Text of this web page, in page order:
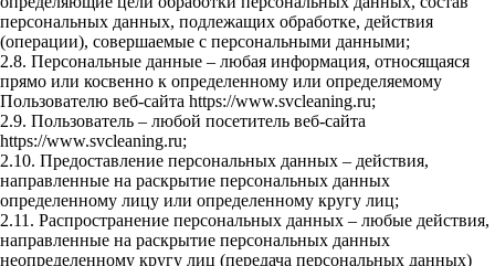
персональных данных, подлежащих обработке, действия
(операции), совершаемые с персональными данными;
2.8. Персональные данные – любая информация, относящаяся
прямо или косвенно к определенному или определяемому
Пользователю веб-сайта https://www.svcleaning.ru;
2.9. Пользователь – любой посетитель веб-сайта
https://www.svcleaning.ru;
2.10. Предоставление персональных данных – действия,
направленные на раскрытие персональных данных
определенному лицу или определенному кругу лиц;
2.11. Распространение персональных данных – любые действия,
направленные на раскрытие персональных данных
неопределенному кругу лиц (передача персональных данных)